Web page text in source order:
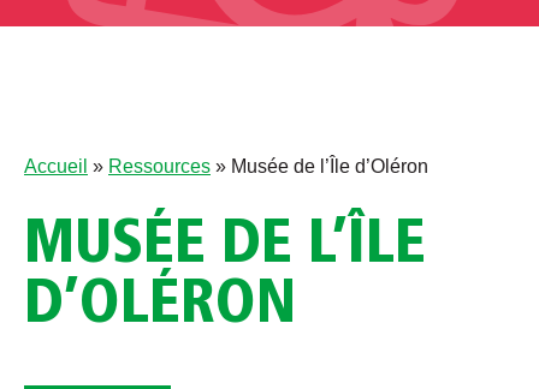
Accueil » Ressources » Musée de l’Île d’Oléron
MUSÉE DE L’ÎLE
D’OLÉRON